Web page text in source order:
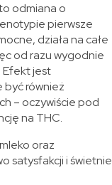
odmiana o
pierwsze
działa na całe
od razu wygodnie
Efekt jest
być również
– oczywiście pod
na THC.
oraz
satysfakcji i świetnie